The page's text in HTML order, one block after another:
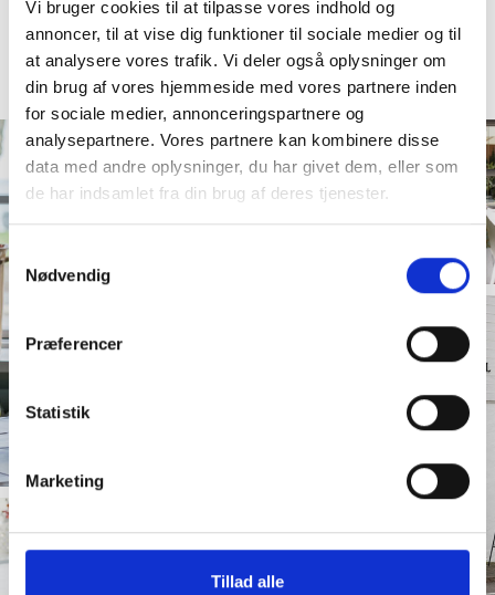
Vi bruger cookies til at tilpasse vores indhold og
annoncer, til at vise dig funktioner til sociale medier og til
at analysere vores trafik. Vi deler også oplysninger om
din brug af vores hjemmeside med vores partnere inden
for sociale medier, annonceringspartnere og
analysepartnere. Vores partnere kan kombinere disse
data med andre oplysninger, du har givet dem, eller som
de har indsamlet fra din brug af deres tjenester.
Samtykkevalg
Nødvendig
Præferencer
Statistik
Marketing
Tillad alle
Galleri